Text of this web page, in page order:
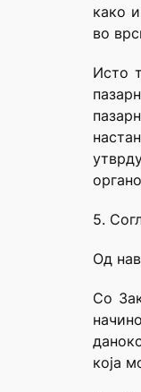
како
во
Исто
5.
Од
Со
која